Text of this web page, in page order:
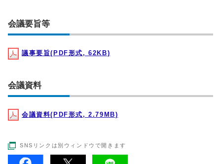
会議要旨等
議事要旨(PDF形式, 62KB)
会議資料
会議資料(PDF形式, 2.79MB)
SNSリンクは別ウィンドウで開きます